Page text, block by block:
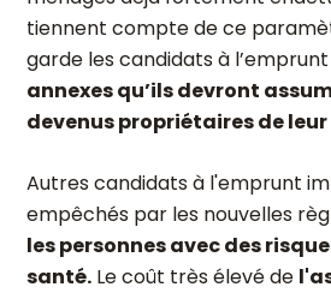
tiennent compte de ce
garde les candidats à
annexes qu’ils devront
devenus propriétaires de
Autres candidats à l'emprunt
empêchés par les nouvelles
les personnes avec des
santé. Le coût très élevé de